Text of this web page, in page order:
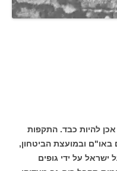
להיות כבד. התקפות
באו"ם ובמועצת הביטחון,
על ידי גופים